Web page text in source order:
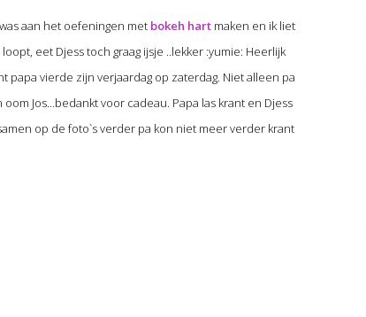
was aan het oefeningen met bokeh hart maken en ik liet
eet Djess toch graag ijsje ..lekker :yumie: Heerlijk
papa vierde zijn verjaardag op zaterdag. Niet alleen pa
Jos…bedankt voor cadeau. Papa las krant en Djess
op de foto`s verder pa kon niet meer verder krant